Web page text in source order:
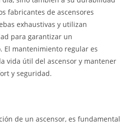
fabricantes de ascensores
exhaustivas y utilizan
para garantizar un
El mantenimiento regular es
vida útil del ascensor y mantener
y seguridad.
de un ascensor, es fundamental